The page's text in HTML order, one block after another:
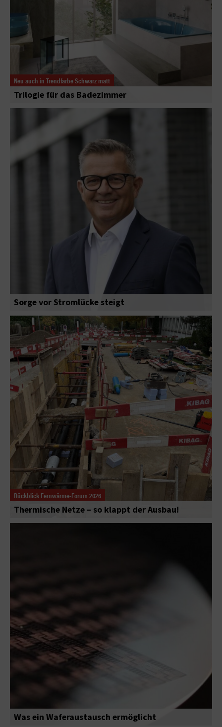
Neu auch in Trendfarbe Schwarz matt
Trilogie für das Badezimmer
Sorge vor Stromlücke steigt
Rückblick Fernwärme-Forum 2026
Thermische Netze – so klappt der Ausbau!
Was ein Waferaustausch ermöglicht